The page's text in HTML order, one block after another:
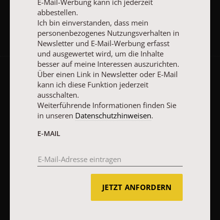
AGB und Widerrufsbelehrung Datenschutz Barrierefreiheit
E-Mail-Werbung kann ich jederzeit
abbestellen.
Ich bin einverstanden, dass mein
personenbezogenes Nutzungsverhalten in
Newsletter und E-Mail-Werbung erfasst
und ausgewertet wird, um die Inhalte
besser auf meine Interessen auszurichten.
Über einen Link in Newsletter oder E-Mail
kann ich diese Funktion jederzeit
ausschalten.
Weiterführende Informationen finden Sie
in unseren Datenschutzhinweisen.
E-MAIL
JETZT ANFORDERN